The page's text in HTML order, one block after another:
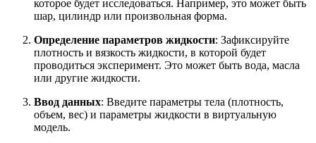
которое будет исследоваться. Например, это может быть
шар, цилиндр или произвольная форма.
Определение параметров жидкости: Зафиксируйте
плотность и вязкость жидкости, в которой будет
проводиться эксперимент. Это может быть вода, масла
или другие жидкости.
Ввод данных: Введите параметры тела (плотность,
объем, вес) и параметры жидкости в виртуальную
модель.